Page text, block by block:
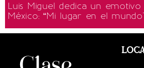
Luis Miguel dedica un
México: “Mi lugar en el mundo"